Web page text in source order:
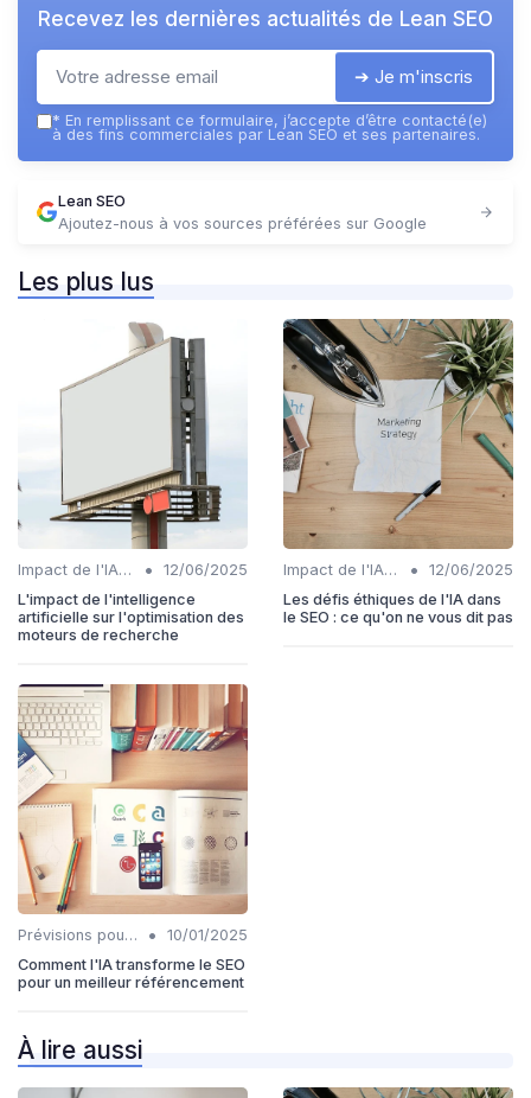
Recevez les dernières actualités de Lean SEO
➔ Je m'inscris
* En remplissant ce formulaire, j’accepte d’être contacté(e)
à des fins commerciales par Lean SEO et ses partenaires.
Lean SEO
Ajoutez-nous à vos sources préférées sur Google
Les plus lus
Impact de l'IA sur les rôles SEO •
12/06/2025
L'impact de l'intelligence
artificielle sur l'optimisation des
moteurs de recherche
Impact de l'IA sur les rôles SEO •
12/06/2025
Les défis éthiques de l'IA dans
le SEO : ce qu'on ne vous dit pas
Prévisions pour l'intégration IA et SEO •
10/01/2025
Comment l'IA transforme le SEO
pour un meilleur référencement
À lire aussi